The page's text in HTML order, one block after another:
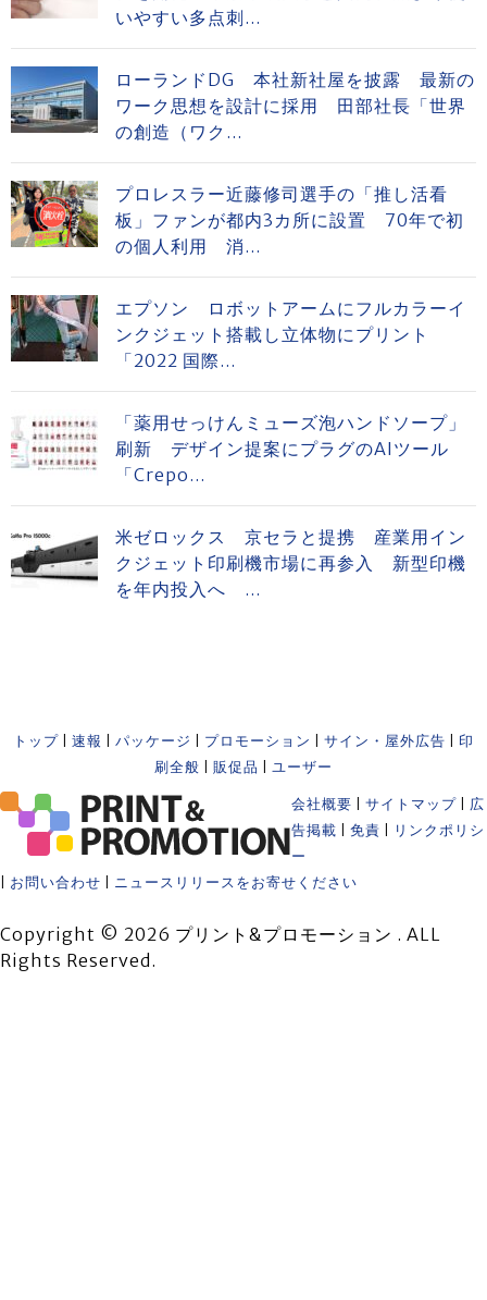
いやすい多点刺...
ローランドDG 本社新社屋を披露 最新の
ワーク思想を設計に採用 田部社長「世界
の創造（ワク...
プロレスラー近藤修司選手の「推し活看
板」ファンが都内3カ所に設置 70年で初
の個人利用 消...
エプソン ロボットアームにフルカラーイ
ンクジェット搭載し立体物にプリント
「2022 国際...
「薬用せっけんミューズ泡ハンドソープ」
刷新 デザイン提案にプラグのAIツール
「Crepo...
米ゼロックス 京セラと提携 産業用イン
クジェット印刷機市場に再参入 新型印機
を年内投入へ ...
トップ 速報 パッケージ プロモーション サイン・屋外広告
印
刷全般
販促品 ユーザー
会社概要 サイトマップ
広
告掲載
免責
リンクポリシ
ー
お問い合わせ ニュースリリースをお寄せください
Copyright © 2026 プリント&プロモーション . ALL
Rights Reserved.